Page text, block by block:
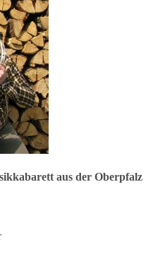
aus der Oberpfalz